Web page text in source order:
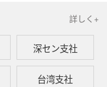
詳しく+
深セン支社
台湾支社